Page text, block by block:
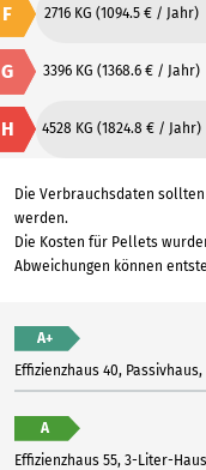
F 2716 KG (1094.5 € / Jahr)
G 3396 KG (1368.6 € / Jahr)
H 4528 KG (1824.8 € / Jahr)
Die Verbrauchsdaten
werden.
Die Kosten für Pellets
Abweichungen können
A+
Effizienzhaus 40,
A
Effizienzhaus 55, 3-Liter-Haus